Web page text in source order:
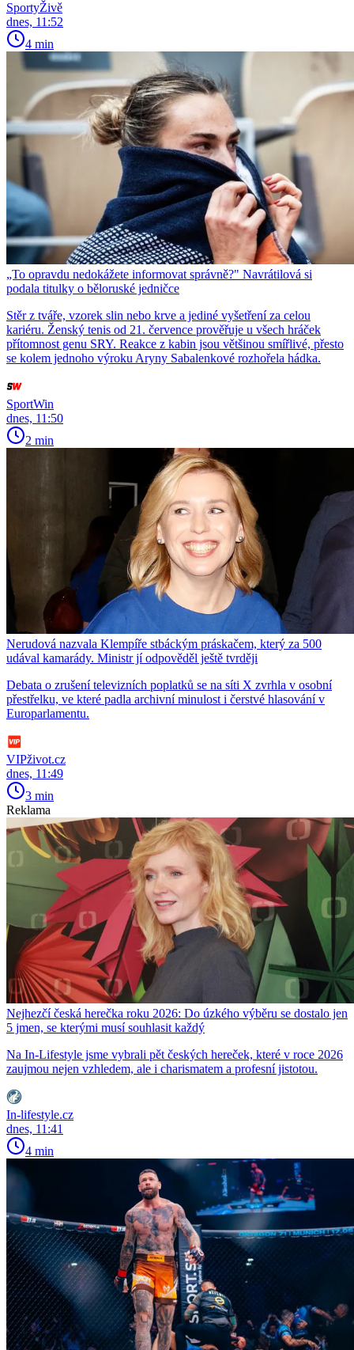
SportyŽivě
dnes, 11:52
4 min
„To opravdu nedokážete informovat správně?" Navrátilová si
podala titulky o běloruské jedničce
Stěr z tváře, vzorek slin nebo krve a jediné vyšetření za celou
kariéru. Ženský tenis od 21. července prověřuje u všech hráček
přítomnost genu SRY. Reakce z kabin jsou většinou smířlivé, přesto
se kolem jednoho výroku Aryny Sabalenkové rozhořela hádka.
SportWin
dnes, 11:50
2 min
Nerudová nazvala Klempíře stbáckým práskačem, který za 500
udával kamarády. Ministr jí odpověděl ještě tvrději
Debata o zrušení televizních poplatků se na síti X zvrhla v osobní
přestřelku, ve které padla archivní minulost i čerstvé hlasování v
Europarlamentu.
VIPživot.cz
dnes, 11:49
3 min
Reklama
Nejhezčí česká herečka roku 2026: Do úzkého výběru se dostalo jen
5 jmen, se kterými musí souhlasit každý
Na In-Lifestyle jsme vybrali pět českých hereček, které v roce 2026
zaujmou nejen vzhledem, ale i charismatem a profesní jistotou.
In-lifestyle.cz
dnes, 11:41
4 min